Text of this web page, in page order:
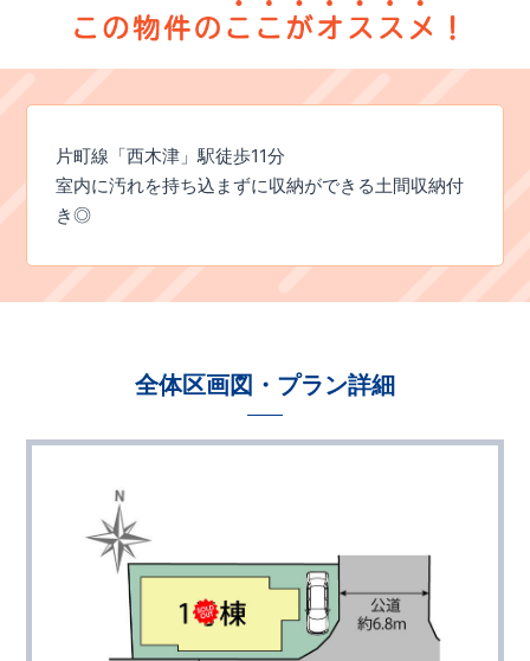
片町線「西木津」駅徒歩11分
室内に汚れを持ち込まずに収納ができる土間収納付
き◎
全体区画図・プラン詳細